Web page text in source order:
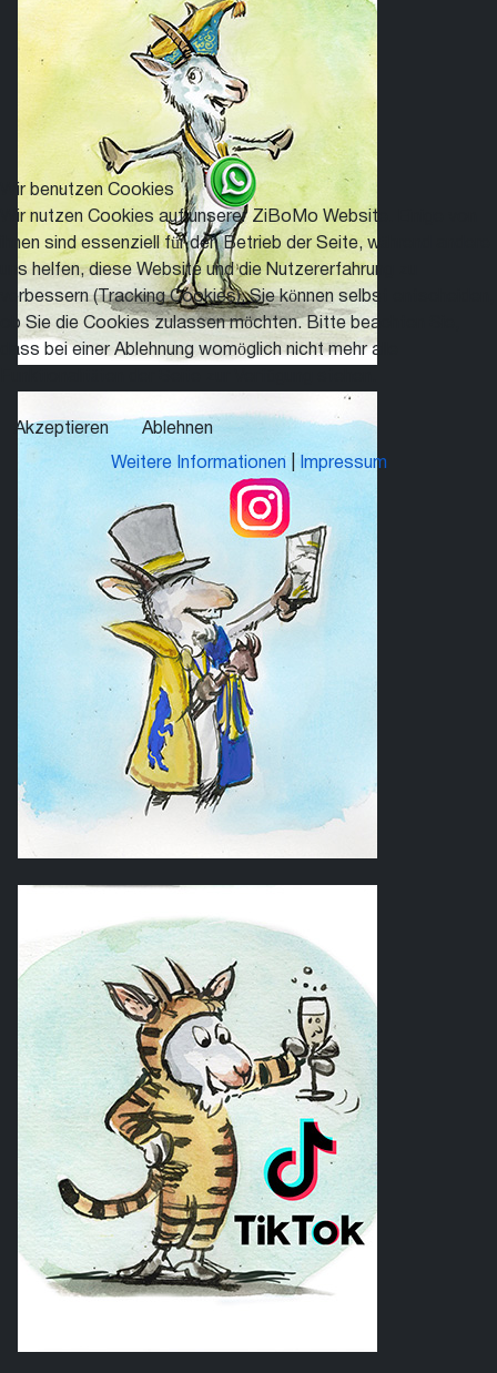
Wir benutzen Cookies
Wir nutzen Cookies auf unserer ZiBoMo Website. Einige von
ihnen sind essenziell für den Betrieb der Seite, während andere
uns helfen, diese Website und die Nutzererfahrung zu
verbessern (Tracking Cookies). Sie können selbst entscheiden,
ob Sie die Cookies zulassen möchten. Bitte beachten Sie,
dass bei einer Ablehnung womöglich nicht mehr alle
Akzeptieren Ablehnen
Weitere Informationen| Impressum